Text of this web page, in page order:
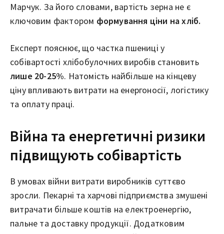
Марчук. За його словами, вартість зерна не є
ключовим фактором формування ціни на хліб.
Експерт пояснює, що частка пшениці у
собівартості хлібобулочних виробів становить
лише 20-25%. Натомість найбільше на кінцеву
ціну впливають витрати на енергоносії, логістику
та оплату праці.
Війна та енергетичні ризики
підвищують собівартість
В умовах війни витрати виробників суттєво
зросли. Пекарні та харчові підприємства змушені
витрачати більше коштів на електроенергію,
пальне та доставку продукції. Додатковим